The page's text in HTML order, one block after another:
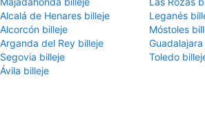
Alcalá de Henares billeje
Leganés
Alcorcón billeje
Móstoles
Arganda del Rey billeje
Segovia billeje
Toledo
Ávila‎ billeje